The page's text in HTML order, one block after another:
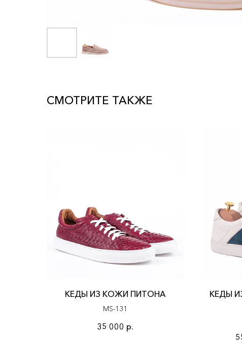
СМОТРИТЕ ТАКЖЕ
КЕДЫ ИЗ КОЖИ ПИТОНА
MS-131
35 000 р.
КЕДЫ